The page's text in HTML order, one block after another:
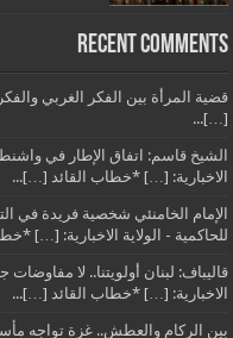
Recent Comments
قضية المرأة بين الفكر الغربي
[…]...
الشيخ قاسم: اتفاق الإطار في
الاخبارية: […] *خطاب القائد […]...
الإمام الخامنئي شخصية فريدة في
للحاكمية - الولاية الاخبارية: […]
قاليباف: لبنان أولويتنا.. لا مفاوضات
الاخبارية: […] *خطاب القائد […]...
بين الركام والعطش.. غزة تواجه